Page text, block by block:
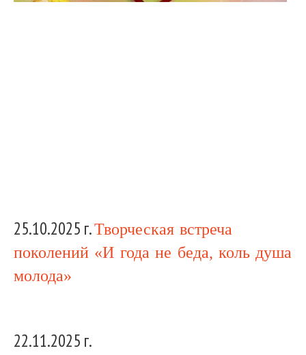
25.10.2025 г.Творческая встреча
поколений «И года не беда, коль душа
молода»
22.11.2025 г.